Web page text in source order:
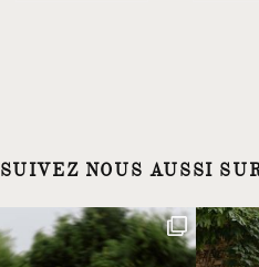
SUIVEZ NOUS AUSSI